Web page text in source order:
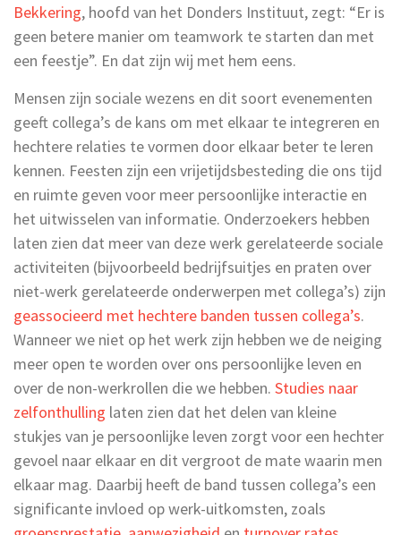
Bekkering, hoofd van het Donders Instituut, zegt: “Er is
geen betere manier om teamwork te starten dan met
een feestje”. En dat zijn wij met hem eens.
Mensen zijn sociale wezens en dit soort evenementen
geeft collega’s de kans om met elkaar te integreren en
hechtere relaties te vormen door elkaar beter te leren
kennen. Feesten zijn een vrijetijdsbesteding die ons tijd
en ruimte geven voor meer persoonlijke interactie en
het uitwisselen van informatie. Onderzoekers hebben
laten zien dat meer van deze werk gerelateerde sociale
activiteiten (bijvoorbeeld bedrijfsuitjes en praten over
niet-werk gerelateerde onderwerpen met collega’s) zijn
geassocieerd met hechtere banden tussen collega’s.
Wanneer we niet op het werk zijn hebben we de neiging
meer open te worden over ons persoonlijke leven en
over de non-werkrollen die we hebben. Studies naar
zelfonthulling laten zien dat het delen van kleine
stukjes van je persoonlijke leven zorgt voor een hechter
gevoel naar elkaar en dit vergroot de mate waarin men
elkaar mag. Daarbij heeft de band tussen collega’s een
significante invloed op werk-uitkomsten, zoals